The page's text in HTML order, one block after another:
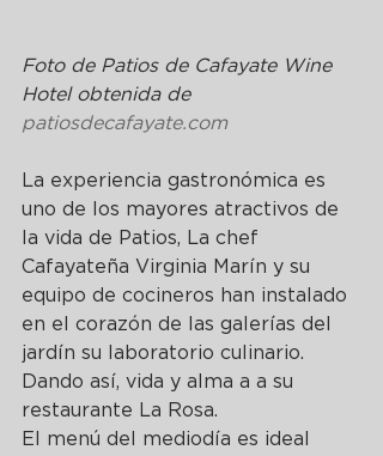
Foto de Patios de Cafayate Wine
Hotel obtenida de
patiosdecafayate.com
La experiencia gastronómica es
uno de los mayores atractivos de
la vida de Patios, La chef
Cafayateña Virginia Marín y su
equipo de cocineros han instalado
en el corazón de las galerías del
jardín su laboratorio culinario.
Dando así, vida y alma a a su
restaurante La Rosa.
El menú del mediodía es ideal